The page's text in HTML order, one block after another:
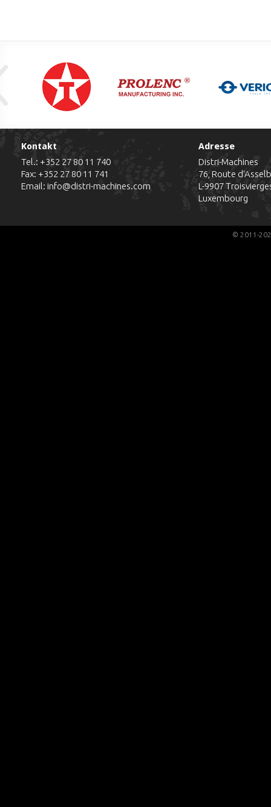
Kontakt
Tel.: +352 27 80 11 740
Fax: +352 27 80 11 741
Email: info@distri-machines.com
Adresse
Distri-Machines
76, Route
L-9907
Luxembourg
© 2011-